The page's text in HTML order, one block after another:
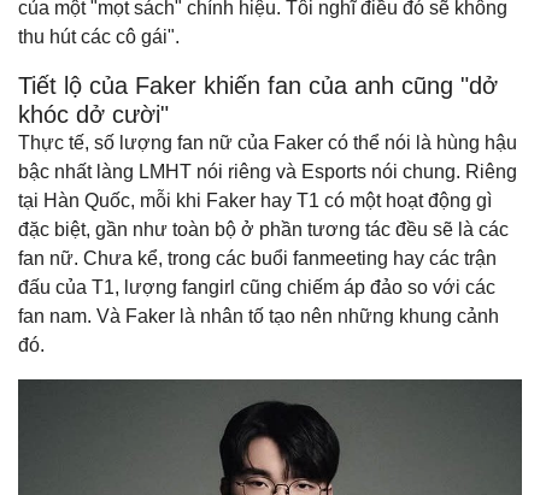
của một "mọt sách" chính hiệu. Tôi nghĩ điều đó sẽ không
thu hút các cô gái".
Tiết lộ của Faker khiến fan của anh cũng "dở
khóc dở cười"
Thực tế, số lượng fan nữ của Faker có thể nói là hùng hậu
bậc nhất làng LMHT nói riêng và Esports nói chung. Riêng
tại Hàn Quốc, mỗi khi Faker hay T1 có một hoạt động gì
đặc biệt, gần như toàn bộ ở phần tương tác đều sẽ là các
fan nữ. Chưa kể, trong các buổi fanmeeting hay các trận
đấu của T1, lượng fangirl cũng chiếm áp đảo so với các
fan nam. Và Faker là nhân tố tạo nên những khung cảnh
đó.